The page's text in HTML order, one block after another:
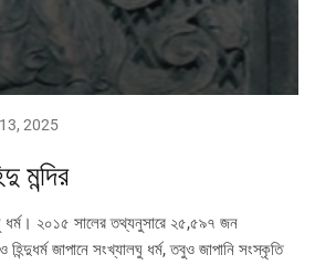
2025
মন্দির
ধর্ম। ২০১৫ সালের তথ্যনুসারে ২৫,৫৯৭ জন
হিন্দুধর্ম জাপানে সংখ্যালঘু ধর্ম, তবুও জাপানি সংস্কৃতি